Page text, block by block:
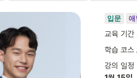
입문 애
교육 기간
학습 코스